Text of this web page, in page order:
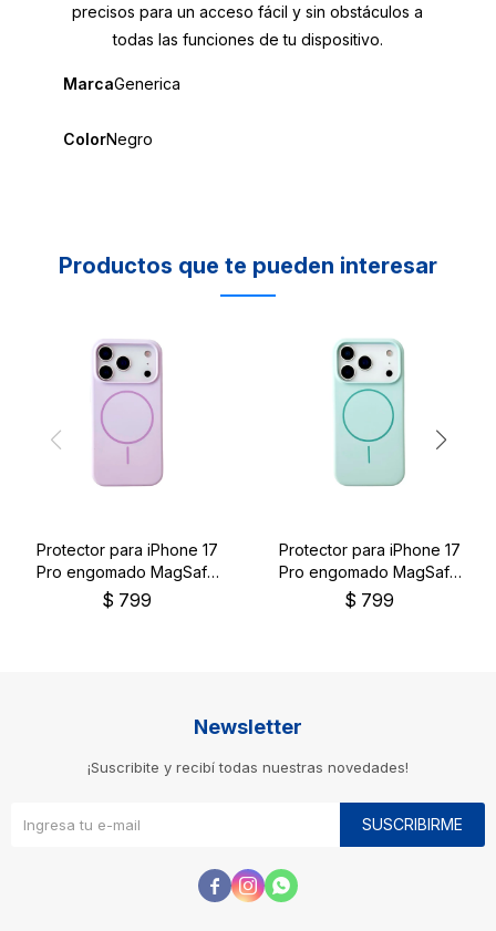
precisos para un acceso fácil y sin obstáculos a
todas las funciones de tu dispositivo.
MarcaGenerica
ColorNegro
Productos que te pueden interesar
Protector para iPhone 17
Pro engomado MagSafe
color lila
$ 799
Protector para iPhone 17
Pro engomado MagSafe
color verde
$ 799
Newsletter
¡Suscribite y recibí todas nuestras novedades!
SUSCRIBIRME
  